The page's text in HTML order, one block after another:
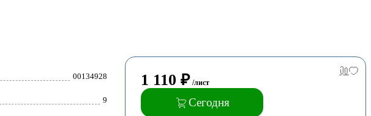
00134928
9
1 110 ₽ /лист
Сегодня